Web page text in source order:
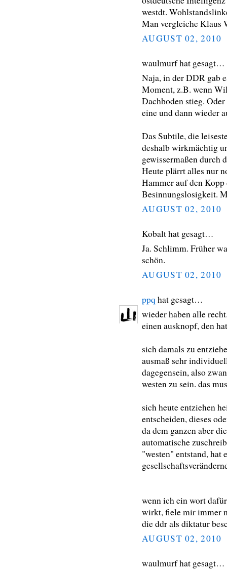
westdt.
Man vergleiche Klaus
AUGUST 02, 2010
waulmurf hat gesagt…
Naja, in der DDR gab
Moment, z.B. wenn
Dachboden stieg.
eine und dann wieder
Das Subtile, die
deshalb wirkmächtig
gewissermaßen durch
Heute plärrt alles nur
Hammer auf den
Besinnungslosigkeit.
AUGUST 02, 2010
Kobalt hat gesagt…
Ja. Schlimm. Früher
schön.
AUGUST 02, 2010
ppq hat gesagt…
wieder haben alle
einen ausknopf, den
sich damals zu
ausmaß sehr
dagegensein, also
westen zu sein. das
sich heute entziehen
entscheiden, dieses
da dem ganzen aber
automatische
"westen" entstand, hat
wenn ich ein wort
wirkt, fiele mir immer
die ddr als diktatur
AUGUST 02, 2010
waulmurf hat gesagt…